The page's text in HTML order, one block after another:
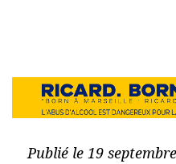
Publié le 19